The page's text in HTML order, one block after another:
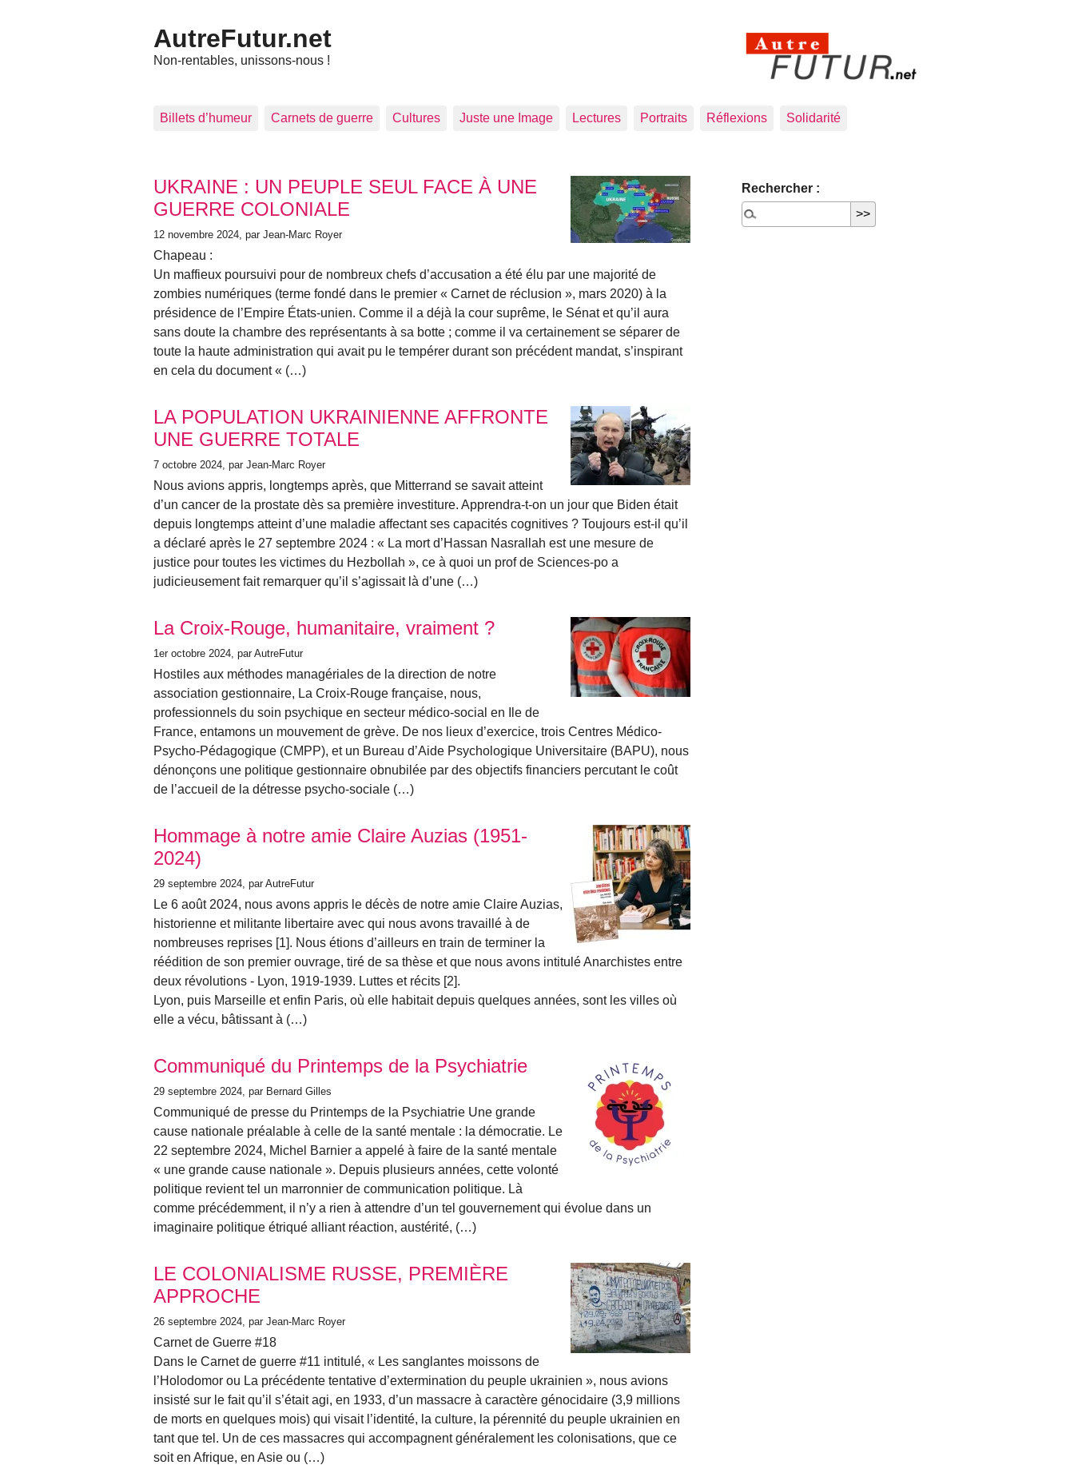
AutreFutur.net
Non-rentables, unissons-nous !
Billets d’humeur Carnets de guerre Cultures Juste une Image Lectures Portraits Réflexions Solidarité
Articles les plus récents
UKRAINE : UN PEUPLE SEUL FACE À UNE
GUERRE COLONIALE
12 novembre 2024 , par Jean-Marc Royer
Chapeau :
Un maffieux poursuivi pour de nombreux chefs d’accusation a été élu par une majorité de
zombies numériques (terme fondé dans le premier « Carnet de réclusion », mars 2020) à la
présidence de l’Empire États-unien. Comme il a déjà la cour suprême, le Sénat et qu’il aura
sans doute la chambre des représentants à sa botte ; comme il va certainement se séparer de
toute la haute administration qui avait pu le tempérer durant son précédent mandat, s’inspirant
en cela du document « (…)
LA POPULATION UKRAINIENNE AFFRONTE
UNE GUERRE TOTALE
7 octobre 2024 , par Jean-Marc Royer
Nous avions appris, longtemps après, que Mitterrand se savait atteint
d’un cancer de la prostate dès sa première investiture. Apprendra-t-on un jour que Biden était
depuis longtemps atteint d’une maladie affectant ses capacités cognitives ? Toujours est-il qu’il
a déclaré après le 27 septembre 2024 : « La mort d’Hassan Nasrallah est une mesure de
justice pour toutes les victimes du Hezbollah », ce à quoi un prof de Sciences-po a
judicieusement fait remarquer qu’il s’agissait là d’une (…)
La Croix-Rouge, humanitaire, vraiment ?
1er octobre 2024 , par AutreFutur
Hostiles aux méthodes managériales de la direction de notre
association gestionnaire, La Croix-Rouge française, nous,
professionnels du soin psychique en secteur médico-social en Ile de
France, entamons un mouvement de grève. De nos lieux d’exercice, trois Centres Médico-
Psycho-Pédagogique (CMPP), et un Bureau d’Aide Psychologique Universitaire (BAPU), nous
dénonçons une politique gestionnaire obnubilée par des objectifs financiers percutant le coût
de l’accueil de la détresse psycho-sociale (…)
Hommage à notre amie Claire Auzias (1951-
2024)
29 septembre 2024 , par AutreFutur
Le 6 août 2024, nous avons appris le décès de notre amie Claire Auzias,
historienne et militante libertaire avec qui nous avons travaillé à de
nombreuses reprises [1]. Nous étions d’ailleurs en train de terminer la
réédition de son premier ouvrage, tiré de sa thèse et que nous avons intitulé Anarchistes entre
deux révolutions - Lyon, 1919-1939. Luttes et récits [2].
Lyon, puis Marseille et enfin Paris, où elle habitait depuis quelques années, sont les villes où
elle a vécu, bâtissant à (…)
Communiqué du Printemps de la Psychiatrie
29 septembre 2024 , par Bernard Gilles
Communiqué de presse du Printemps de la Psychiatrie Une grande
cause nationale préalable à celle de la santé mentale : la démocratie. Le
22 septembre 2024, Michel Barnier a appelé à faire de la santé mentale
« une grande cause nationale ». Depuis plusieurs années, cette volonté
politique revient tel un marronnier de communication politique. Là
comme précédemment, il n’y a rien à attendre d’un tel gouvernement qui évolue dans un
imaginaire politique étriqué alliant réaction, austérité, (…)
LE COLONIALISME RUSSE, PREMIÈRE
APPROCHE
26 septembre 2024 , par Jean-Marc Royer
Carnet de Guerre #18
Dans le Carnet de guerre #11 intitulé, « Les sanglantes moissons de
l’Holodomor ou La précédente tentative d’extermination du peuple ukrainien », nous avions
insisté sur le fait qu’il s’était agi, en 1933, d’un massacre à caractère génocidaire (3,9 millions
de morts en quelques mois) qui visait l’identité, la culture, la pérennité du peuple ukrainien en
tant que tel. Un de ces massacres qui accompagnent généralement les colonisations, que ce
soit en Afrique, en Asie ou (…)
Rechercher :